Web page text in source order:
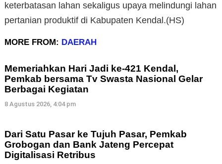
keterbatasan lahan sekaligus upaya melindungi lahan
pertanian produktif di Kabupaten Kendal.(HS)
MORE FROM: DAERAH
Memeriahkan Hari Jadi ke-421 Kendal,
Pemkab bersama Tv Swasta Nasional Gelar
Berbagai Kegiatan
8 Agustus 2026, 4:04 pm
Dari Satu Pasar ke Tujuh Pasar, Pemkab
Grobogan dan Bank Jateng Percepat
Digitalisasi Retribus